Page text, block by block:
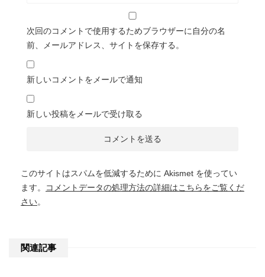
次回のコメントで使用するためブラウザーに自分の名
前、メールアドレス、サイトを保存する。
新しいコメントをメールで通知
新しい投稿をメールで受け取る
このサイトはスパムを低減するために Akismet を使ってい
ます。
コメントデータの処理方法の詳細はこちらをご覧くだ
さい。
関連記事